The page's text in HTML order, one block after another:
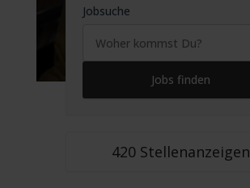
Jobsuche
420 Stellenanzeigen